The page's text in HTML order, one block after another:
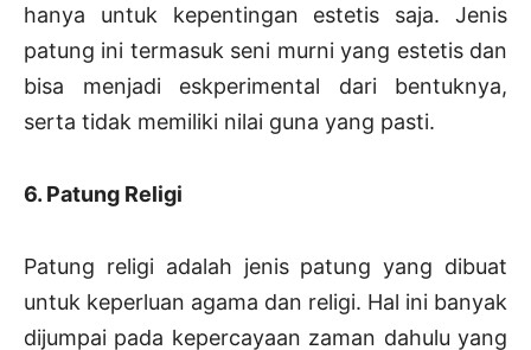
hanya untuk kepentingan estetis saja. Jenis
patung ini termasuk seni murni yang estetis dan
bisa menjadi eskperimental dari bentuknya,
serta tidak memiliki nilai guna yang pasti.
6. Patung Religi
Patung religi adalah jenis patung yang dibuat
untuk keperluan agama dan religi. Hal ini banyak
dijumpai pada kepercayaan zaman dahulu yang